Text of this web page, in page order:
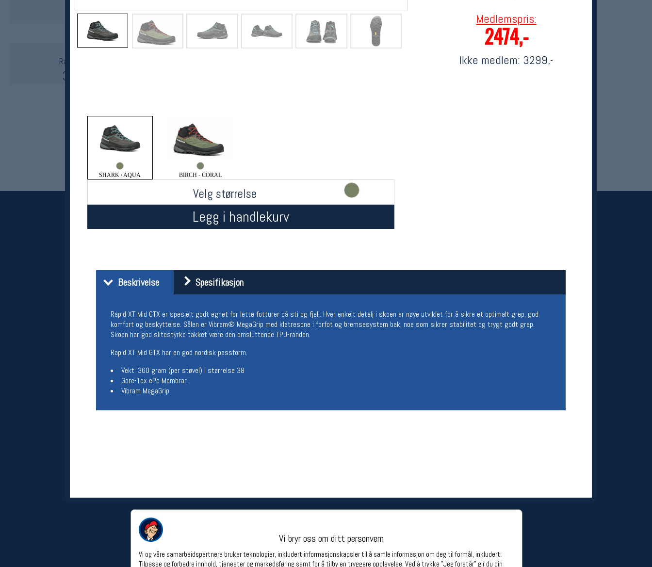
Medlemspris:
2474,-
Ikke medlem: 3299,-
SHARK / AQUA BIRCH - CORAL
Velg størrelse
Legg i handlekurv
Beskrivelse Spesifikasjon
Rapid XT Mid GTX er spesielt godt egnet for lette fotturer på sti og fjell. Hver enkelt detalj i skoen er nøye utviklet for å sikre et optimalt grep, god
komfort og beskyttelse. Sålen er Vibram® MegaGrip med klatresone i forfot og bremsesystem bak, noe som sikrer stabilitet og trygt godt grep.
Skoen har god slitestyrke takket være den omsluttende TPU-randen.
Rapid XT Mid GTX har en god nordisk passform.
Vekt: 360 gram (per støvel) i størrelse 38
Gore-Tex ePe Membran
Vibram MegaGrip
Vi bryr oss om ditt personvern
Vi og våre samarbeidspartnere bruker teknologier, inkludert informasjonskapsler til å samle informasjon om deg til formål, inkludert:
Tilpasse og forbedre innhold, tjenester og markedsføring samt for å tilby en tryggere opplevelse. Ved å trykke "Jeg forstår" gir du din
Scarpa
Rapid XT Mid Gtx W Tursko Dame
3299,-
Torggata 20
0183 Oslo
Vis i kart
Om oss
Kontakt oss
Lørdag:
11-16
Medlemstilbud og aktiviteter
Man-Fredag:
11-18
Lørdag:
11-16
Om verkstedet